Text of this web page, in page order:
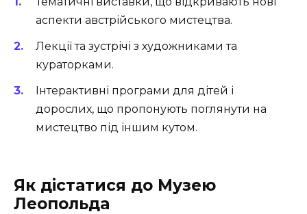
аспекти австрійського мистецтва.
Лекції та зустрічі з художниками та
кураторками.
Інтерактивні програми для дітей і
дорослих, що пропонують поглянути на
мистецтво під іншим кутом.
Як дістатися до Музею
Леопольда